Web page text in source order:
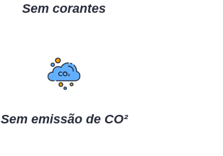
Sem corantes
Sem emissão de CO²